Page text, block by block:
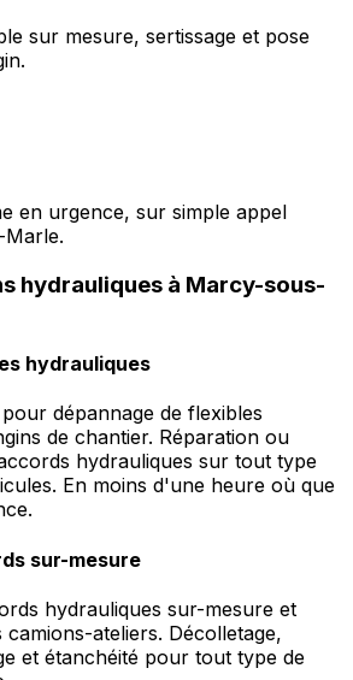
sur mesure, sertissage et pose
en urgence, sur simple appel
hydrauliques à Marcy-sous-
hydrauliques
dépannage de flexibles
de chantier. Réparation ou
hydrauliques sur tout type
En moins d'une heure où que
sur-mesure
hydrauliques sur-mesure et
ateliers. Décolletage,
et étanchéité pour tout type de